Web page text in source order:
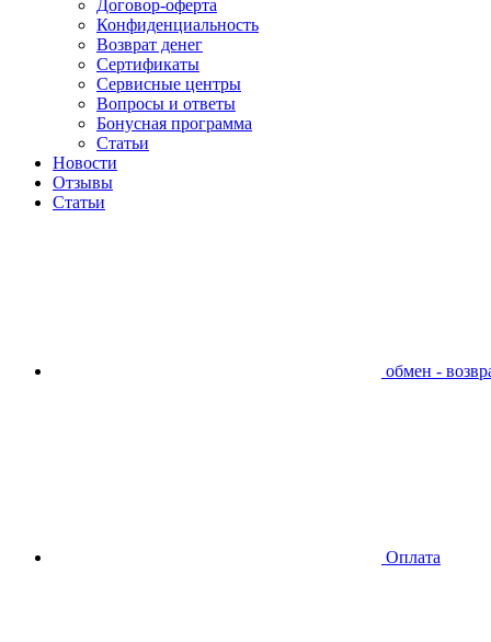
Договор-оферта
Конфиденциальность
Возврат денег
Сертификаты
Сервисные центры
Вопросы и ответы
Бонусная программа
Статьи
Новости
Отзывы
Статьи
обмен -
Оплата